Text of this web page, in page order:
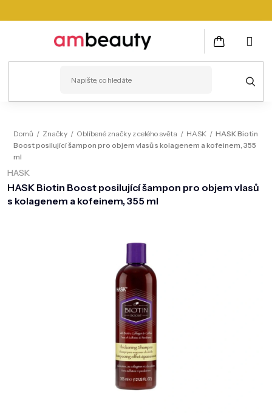
na
NÁKUPNÍ
KOŠÍK
VLASY
ZDRAVÍ
KOSMETICKÉ PŘÍSTROJE
Domů / Značky / Oblíbené značky z celého světa / HASK / HASK Biotin
Boost posilující šampon pro objem vlasů s kolagenem a kofeinem, 355
ml
HASK Biotin Boost posilující šampon pro objem vlasů
s kolagenem a kofeinem, 355 ml
HASK